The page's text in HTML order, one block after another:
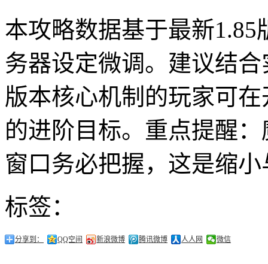
本攻略数据基于最新
务器设定微调。建议结
版本核心机制的玩家可
的进阶目标。重点提醒
窗口务必把握，这是缩
标签：
分享到： QQ空间 新浪微博 腾讯微博 人人网 微信